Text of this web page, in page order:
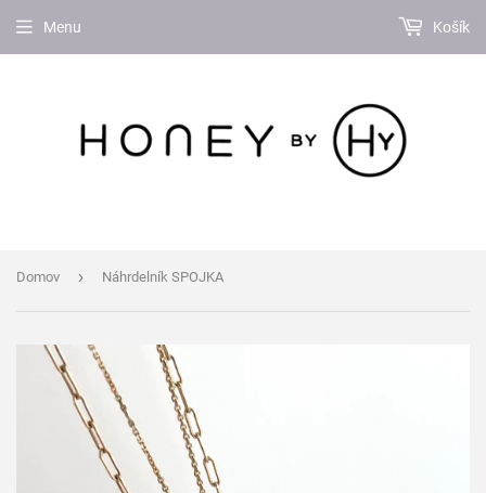
Menu Košík
Domov › Náhrdelník SPOJKA